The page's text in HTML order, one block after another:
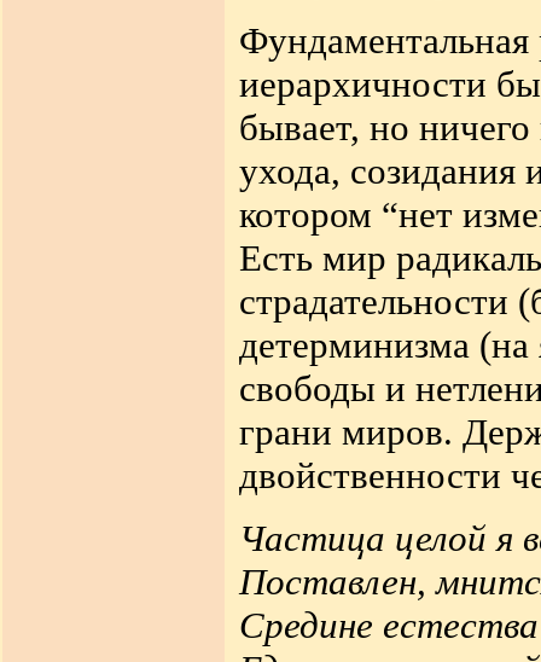
Фундаментальная
иерархичности
бывает, но
ухода, созидания
котором “нет
Есть мир
страдательности
детерминизма (на
свободы и
грани миров.
двойственности
Частица целой я
Поставлен,
Средине